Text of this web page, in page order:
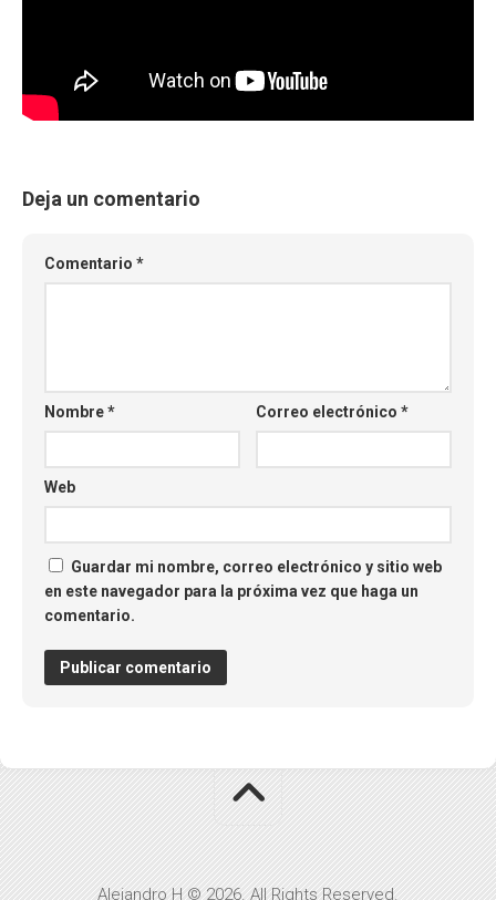
Deja un comentario
Comentario *
Nombre* Correo electrónico*
Web
Guardar mi nombre, correo electrónico y sitio web
en este navegador para la próxima vez que haga un
comentario.
Alejandro H © 2026. All Rights Reserved.